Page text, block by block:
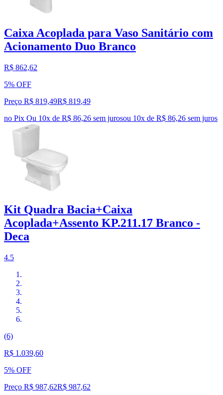
Caixa Acoplada para Vaso Sanitário com
Acionamento Duo Branco
R$ 862,62
5% OFF
Preço R$ 819,49R$ 819,49
no Pix Ou 10x de R$ 86,26 sem jurosou 10x de R$ 86,26 sem juros
Kit Quadra Bacia+Caixa
Acoplada+Assento KP.211.17 Branco -
Deca
4.5
(6)
R$ 1.039,60
5% OFF
Preço R$ 987,62R$ 987,62